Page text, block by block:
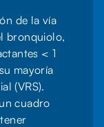
de la vía
bronquiolo,
< 1
mayoría
(VRS).
cuadro